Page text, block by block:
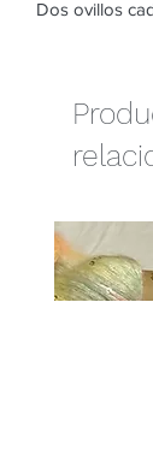
Dos ovillos